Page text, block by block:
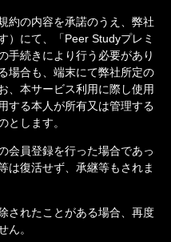
約の内容を承諾のうえ、弊社
）にて、「Peer Studyプレミ
手続きにより行う必要があり
場合も、端末にて弊社所定の
、本サービス利用に際し使用
する本人が所有又は管理する
とします。
会員登録を行った場合であっ
は復活せず、承継等もされま
されたことがある場合、再度
ん。